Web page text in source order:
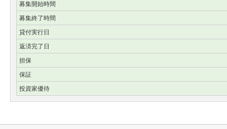
募集開始時間
募集終了時間
貸付実行日
返済完了日
担保
保証
投資家優待